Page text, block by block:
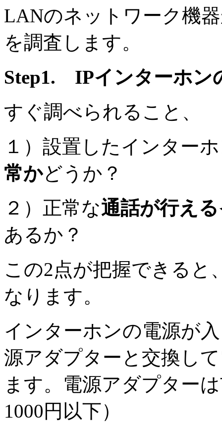
LANのネットワーク機
を調査します。
Step1. IPインターホン
すぐ調べられること、
１）設置したインター
常かどうか？
２）正常な通話が行え
あるか？
この2点が把握できると
なります。
インターホンの電源が
源アダプターと交換し
ます。電源アダプター
1000円以下）